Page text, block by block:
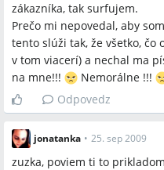
zákazníka, tak surfujem.
Prečo mi nepovedal, aby
tento slúži tak, že všetko, čo
v tom viacerí) a nechal ma
na mne!!!
Nemorálne !!!
Odpovedz
jonatanka • 25. sep 2009
zuzka, poviem ti to